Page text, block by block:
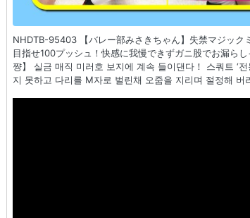
NHDTB-95403 【バレー部みさきちゃん】失禁マジック
目指せ100プッシュ！快感に我慢できずガニ股でお漏ら
쨩】 실금 매직 미러호 보지에 계속 들이댄다！ 스쿼트 ‘
지 못하고 다리를 M자로 벌린채 오줌을 지리며 절정해